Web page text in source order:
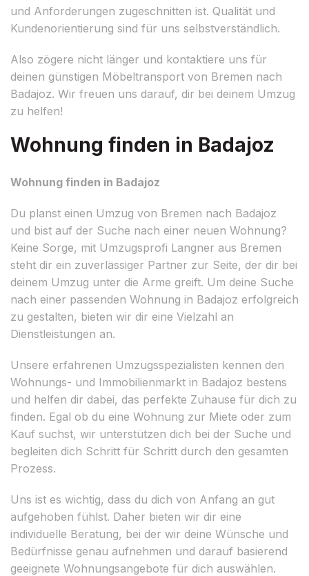
und Anforderungen zugeschnitten ist. Qualität und
Kundenorientierung sind für uns selbstverständlich.
Also zögere nicht länger und kontaktiere uns für
deinen günstigen Möbeltransport von Bremen nach
Badajoz. Wir freuen uns darauf, dir bei deinem Umzug
zu helfen!
Wohnung finden in Badajoz
Wohnung finden in Badajoz
Du planst einen Umzug von Bremen nach Badajoz
und bist auf der Suche nach einer neuen Wohnung?
Keine Sorge, mit Umzugsprofi Langner aus Bremen
steht dir ein zuverlässiger Partner zur Seite, der dir bei
deinem Umzug unter die Arme greift. Um deine Suche
nach einer passenden Wohnung in Badajoz erfolgreich
zu gestalten, bieten wir dir eine Vielzahl an
Dienstleistungen an.
Unsere erfahrenen Umzugsspezialisten kennen den
Wohnungs- und Immobilienmarkt in Badajoz bestens
und helfen dir dabei, das perfekte Zuhause für dich zu
finden. Egal ob du eine Wohnung zur Miete oder zum
Kauf suchst, wir unterstützen dich bei der Suche und
begleiten dich Schritt für Schritt durch den gesamten
Prozess.
Uns ist es wichtig, dass du dich von Anfang an gut
aufgehoben fühlst. Daher bieten wir dir eine
individuelle Beratung, bei der wir deine Wünsche und
Bedürfnisse genau aufnehmen und darauf basierend
geeignete Wohnungsangebote für dich auswählen.